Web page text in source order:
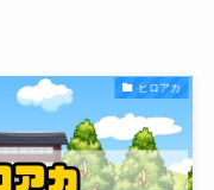
ヒロアカ